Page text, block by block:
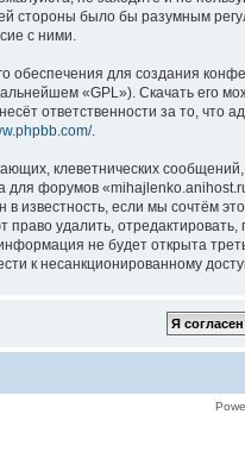
стороны было бы разумным
с ними.
для создания
«GPL»). Скачать его
ответственности за то,
.
клеветнических
для форумов
известность, если мы сочтём
удалить,
не будет открыта
к несанкционированному